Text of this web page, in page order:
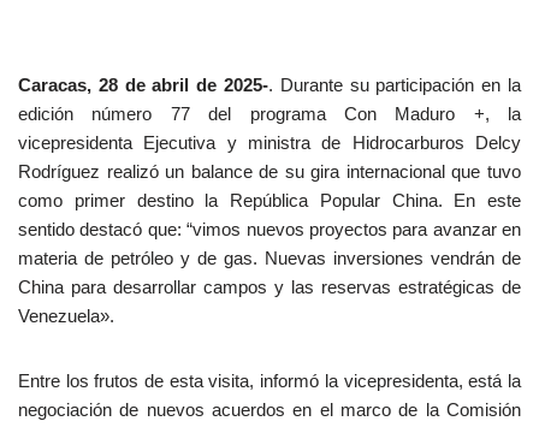
Caracas, 28 de abril de 2025-. Durante su participación en la
edición número 77 del programa Con Maduro +, la
vicepresidenta Ejecutiva y ministra de Hidrocarburos Delcy
Rodríguez realizó un balance de su gira internacional que tuvo
como primer destino la República Popular China. En este
sentido destacó que: “vimos nuevos proyectos para avanzar en
materia de petróleo y de gas. Nuevas inversiones vendrán de
China para desarrollar campos y las reservas estratégicas de
Venezuela».
Entre los frutos de esta visita, informó la vicepresidenta, está la
negociación de nuevos acuerdos en el marco de la Comisión